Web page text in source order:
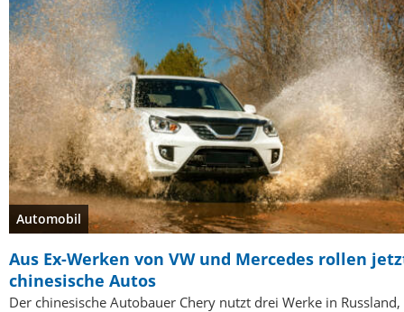
Automobil
Aus Ex-Werken von VW und Mercedes rollen
chinesische Autos
Der chinesische Autobauer Chery nutzt drei Werke in Russland,